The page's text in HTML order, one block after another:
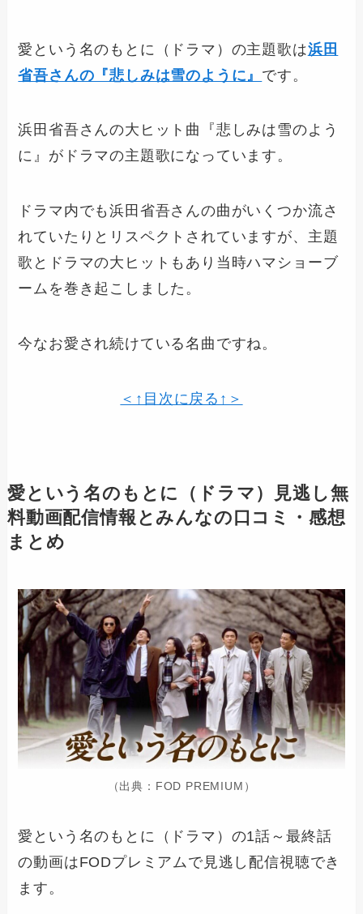
愛という名のもとに（ドラマ）の主題歌は浜田
省吾さんの『悲しみは雪のように』 です。
浜田省吾さんの大ヒット曲『悲しみは雪のよう
に』がドラマの主題歌になっています。
ドラマ内でも浜田省吾さんの曲がいくつか流さ
れていたりとリスペクトされていますが、主題
歌とドラマの大ヒットもあり当時ハマショーブ
ームを巻き起こしました。
今なお愛され続けている名曲ですね。
＜↑目次に戻る↑＞
愛という名のもとに（ドラマ）見逃し無
料動画配信情報とみんなの口コミ・感想
まとめ
（出典：FOD PREMIUM）
愛という名のもとに（ドラマ）の1話～最終話
の動画はFODプレミアムで見逃し配信視聴でき
ます。